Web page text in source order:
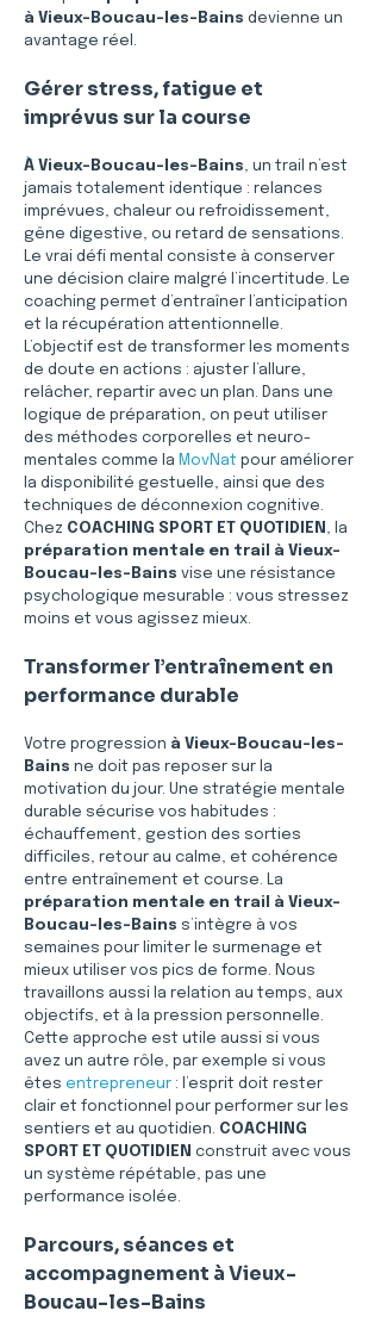
à Vieux-Boucau-les-Bains devienne un
avantage réel.
Gérer stress, fatigue et
imprévus sur la course
À Vieux-Boucau-les-Bains, un trail n’est
jamais totalement identique : relances
imprévues, chaleur ou refroidissement,
gêne digestive, ou retard de sensations.
Le vrai défi mental consiste à conserver
une décision claire malgré l’incertitude. Le
coaching permet d’entraîner l’anticipation
et la récupération attentionnelle.
L’objectif est de transformer les moments
de doute en actions : ajuster l’allure,
relâcher, repartir avec un plan. Dans une
logique de préparation, on peut utiliser
des méthodes corporelles et neuro-
mentales comme la MovNat pour améliorer
la disponibilité gestuelle, ainsi que des
techniques de déconnexion cognitive.
Chez COACHING SPORT ET QUOTIDIEN , la
préparation mentale en trail à Vieux-
Boucau-les-Bains vise une résistance
psychologique mesurable : vous stressez
moins et vous agissez mieux.
Transformer l’entraînement en
performance durable
Votre progression à Vieux-Boucau-les-
Bains ne doit pas reposer sur la
motivation du jour. Une stratégie mentale
durable sécurise vos habitudes :
échauffement, gestion des sorties
difficiles, retour au calme, et cohérence
entre entraînement et course. La
préparation mentale en trail à Vieux-
Boucau-les-Bains s’intègre à vos
semaines pour limiter le surmenage et
mieux utiliser vos pics de forme. Nous
travaillons aussi la relation au temps, aux
objectifs, et à la pression personnelle.
Cette approche est utile aussi si vous
avez un autre rôle, par exemple si vous
êtes entrepreneur : l’esprit doit rester
clair et fonctionnel pour performer sur les
sentiers et au quotidien. COACHING
SPORT ET QUOTIDIEN construit avec vous
un système répétable, pas une
performance isolée.
Parcours, séances et
accompagnement à Vieux-
Boucau-les-Bains